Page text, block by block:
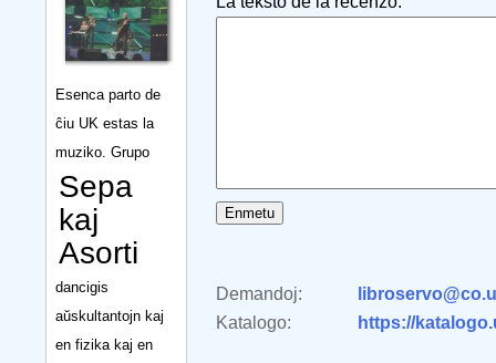
Esenca parto de
ĉiu UK estas la
muziko. Grupo
Sepa
kaj
Asorti
dancigis
aŭskultantojn kaj
en fizika kaj en
Demandoj:
Katalogo:
https://